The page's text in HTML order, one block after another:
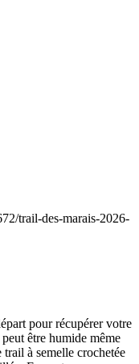
trail-des-marais-2026-
pour récupérer votre
être humide même
trail à semelle crochetée